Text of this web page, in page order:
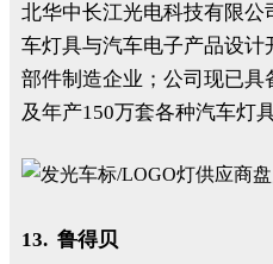
北华中长江光电科技有限
车灯具与汽车电子产品设
部件制造企业；公司现已
及年产150万套各种汽车灯
13. 鲁得贝